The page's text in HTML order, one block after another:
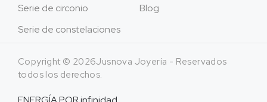
Serie de circonio
Serie de constelaciones
Blog
Copyright © 2026Jusnova Joyería - Reservados
todos los derechos.